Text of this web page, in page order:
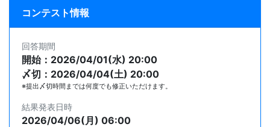
コンテスト情報
回答期間
開始：2026/04/01(水) 20:00
〆切：2026/04/04(土) 20:00
※提出〆切時間までは何度でも修正いただけます。
結果発表日時
2026/04/06(月) 06:00